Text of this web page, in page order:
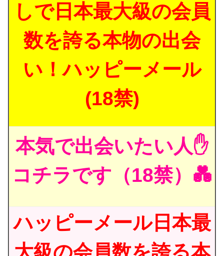
しで日本最大級の会員
数を誇る本物の出会
い！ハッピーメール
(18禁)
本気で出会いたい人✋
コチラです（18禁）💑
ハッピーメール日本最